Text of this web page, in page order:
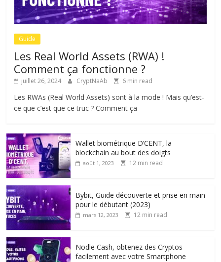
Guide
Les Real World Assets (RWA) !
Comment ça fonctionne ?
juillet 26, 2024 CryptNaAb 6 min read
Les RWAs (Real World Assets) sont à la mode ! Mais qu’est-
ce que c’est que ce truc ? Comment ça
Wallet biométrique D’CENT, la
blockchain au bout des doigts
août 1, 2023 12 min read
Bybit, Guide découverte et prise en main
pour le débutant (2023)
mars 12, 2023 12 min read
Nodle Cash, obtenez des Cryptos
facilement avec votre Smartphone